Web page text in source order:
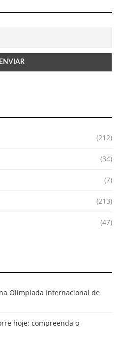
(212)
(34)
(7)
(213)
(47)
Olimpíada Internacional de
hoje; compreenda o